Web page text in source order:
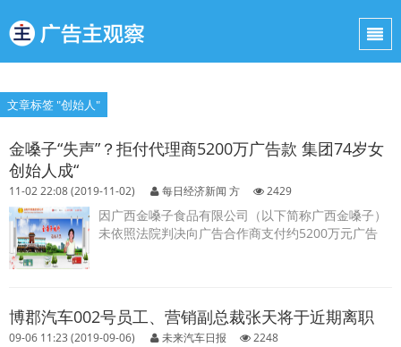
文章标签 "创始人"
金嗓子“失声”？拒付代理商5200万广告款 集团74岁女
创始人成“
11-02 22:08 (2019-11-02) 每日经济新闻 方 2429
因广西金嗓子食品有限公司（以下简称广西金嗓子）
未依照法院判决向广告合作商支付约5200万元广告
博郡汽车002号员工、营销副总裁张天将于近期离职
09-06 11:23 (2019-09-06) 未来汽车日报 2248